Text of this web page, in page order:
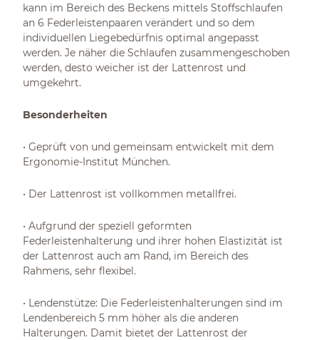
kann im Bereich des Beckens mittels Stoffschlaufen
an 6 Federleistenpaaren verändert und so dem
individuellen Liegebedürfnis optimal angepasst
werden. Je näher die Schlaufen zusammengeschoben
werden, desto weicher ist der Lattenrost und
umgekehrt.
Besonderheiten
• Geprüft von und gemeinsam entwickelt mit dem
Ergonomie-Institut München.
• Der Lattenrost ist vollkommen metallfrei.
• Aufgrund der speziell geformten
Federleistenhalterung und ihrer hohen Elastizität ist
der Lattenrost auch am Rand, im Bereich des
Rahmens, sehr flexibel.
• Lendenstütze: Die Federleistenhalterungen sind im
Lendenbereich 5 mm höher als die anderen
Halterungen. Damit bietet der Lattenrost der